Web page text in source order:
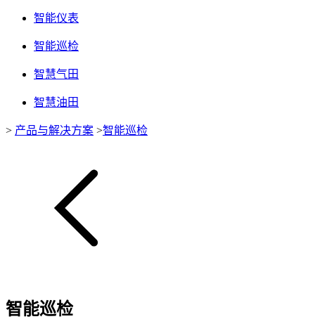
智能仪表
智能巡检
智慧气田
智慧油田
> 产品与解决方案 >智能巡检
智能巡检